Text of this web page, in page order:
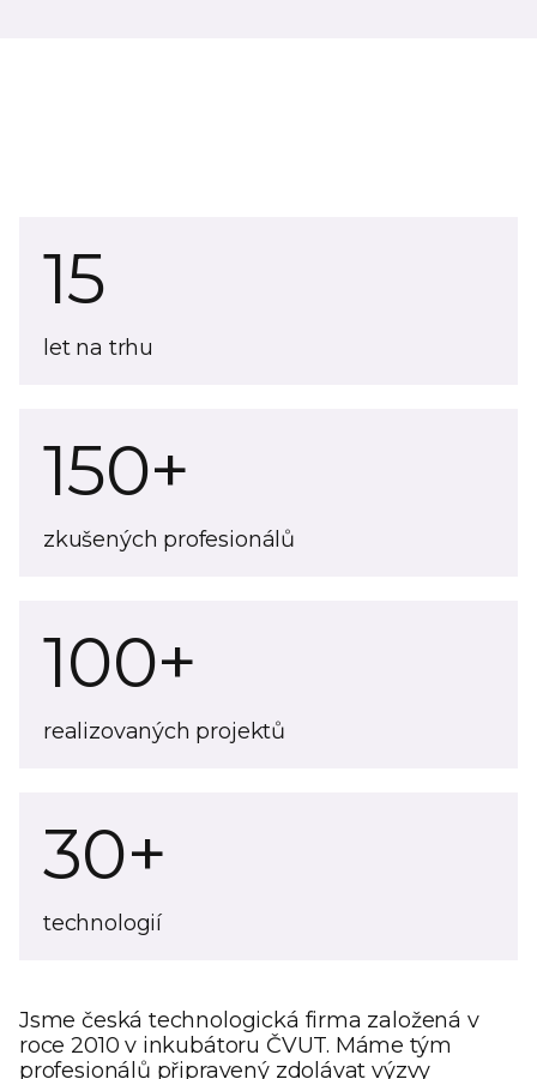
15
let na trhu
150+
zkušených profesionálů
100+
realizovaných projektů
30+
technologií
Jsme česká technologická firma založená v
roce 2010 v inkubátoru ČVUT. Máme tým
profesionálů připravený zdolávat výzvy